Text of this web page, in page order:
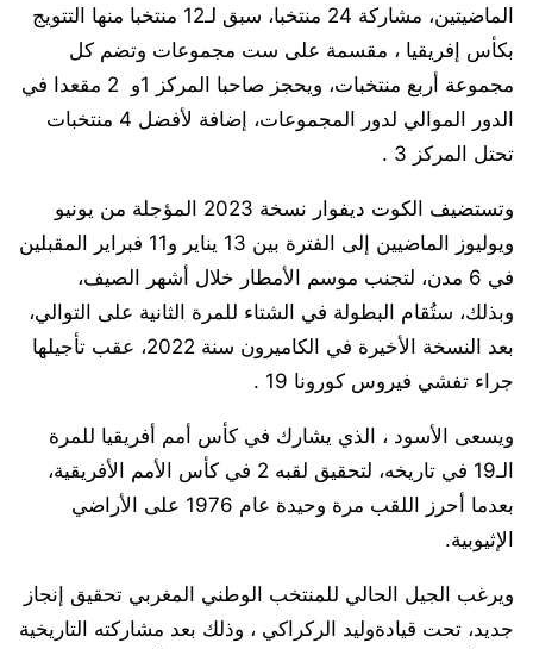
الماضيتين، مشاركة 24 منتخبا، سبق لـ12 منتخبا منها التتويج
بكأس إفريقيا ، مقسمة على ست مجموعات وتضم كل
مجموعة أربع منتخبات، ويحجز صاحبا المركز 1و 2 مقعدا في
الدور الموالي لدور المجموعات، إضافة لأفضل 4 منتخبات
تحتل المركز 3 .
وتستضيف الكوت ديفوار نسخة 2023 المؤجلة من يونيو
ويوليوز الماضيين إلى الفترة بين 13 يناير و11 فبراير المقبلين
في 6 مدن، لتجنب موسم الأمطار خلال أشهر الصيف،
وبذلك، ستُقام البطولة في الشتاء للمرة الثانية على التوالي،
بعد النسخة الأخيرة في الكاميرون سنة 2022، عقب تأجيلها
جراء تفشي فيروس كورونا 19 .
ويسعى الأسود ، الذي يشارك في كأس أمم أفريقيا للمرة
الـ19 في تاريخه، لتحقيق لقبه 2 في كأس الأمم الأفريقية،
بعدما أحرز اللقب مرة وحيدة عام 1976 على الأراضي
الإثيوبية.
ويرغب الجيل الحالي للمنتخب الوطني المغربي تحقيق إنجاز
جديد، تحت قيادةوليد الركراكي ، وذلك بعد مشاركته التاريخية